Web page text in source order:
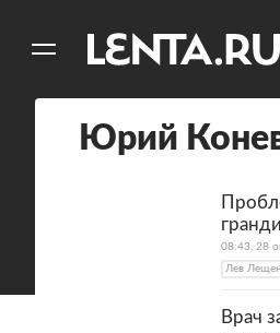
Юрий
08:43, 28
Лев
Врач